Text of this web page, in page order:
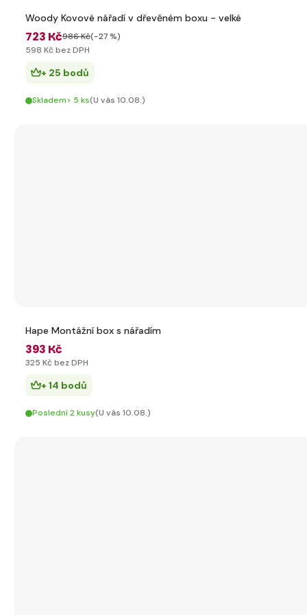
Woody Kovové nářadí v dřevěném boxu - velké
723 Kč986 Kč(-27 %)
598 Kč bez DPH
+ 25 bodů
Skladem> 5 ks(U vás 10.08.)
Hape Montážní box s nářadím
393 Kč
325 Kč bez DPH
+ 14 bodů
Poslední 2 kusy(U vás 10.08.)